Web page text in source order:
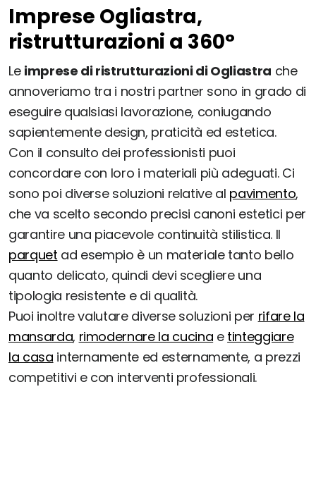
Imprese Ogliastra,
ristrutturazioni a 360°
Le imprese di ristrutturazioni di Ogliastra che
annoveriamo tra i nostri partner sono in grado di
eseguire qualsiasi lavorazione, coniugando
sapientemente design, praticità ed estetica.
Con il consulto dei professionisti puoi
concordare con loro i materiali più adeguati. Ci
sono poi diverse soluzioni relative al pavimento,
che va scelto secondo precisi canoni estetici per
garantire una piacevole continuità stilistica. Il
parquet ad esempio è un materiale tanto bello
quanto delicato, quindi devi scegliere una
tipologia resistente e di qualità.
Puoi inoltre valutare diverse soluzioni per rifare la
mansarda, rimodernare la cucina e tinteggiare
la casa internamente ed esternamente, a prezzi
competitivi e con interventi professionali.